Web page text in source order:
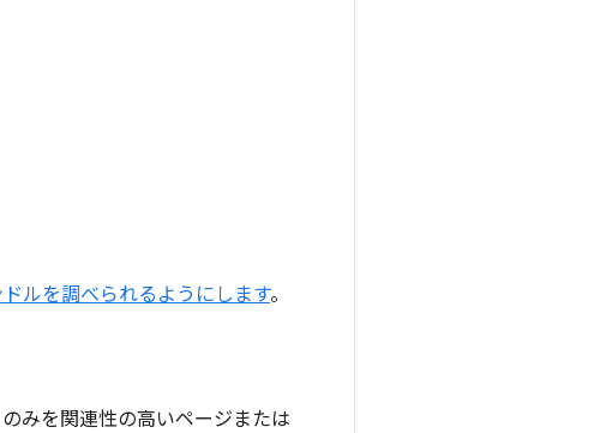
ルを調べられるようにします。
みを関連性の高いページまたは